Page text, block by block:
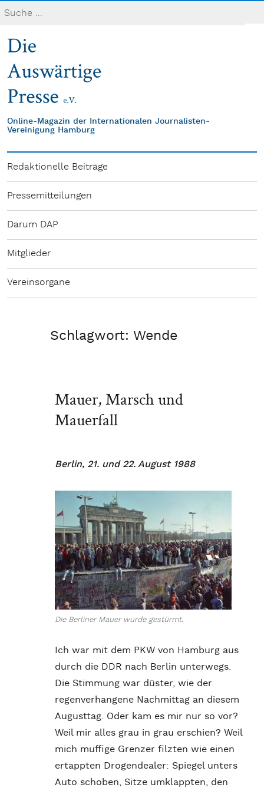
Online-Magazin der Internationalen Journalisten-
Vereinigung Hamburg
Redaktionelle Beiträge
Pressemitteilungen
Darum DAP
Mitglieder
Vereinsorgane
Schlagwort: Wende
Mauer, Marsch und
Mauerfall
Berlin, 21. und 22. August 1988
Die Berliner Mauer wurde gestürmt.
Ich war mit dem PKW von Hamburg aus
durch die DDR nach Berlin unterwegs.
Die Stimmung war düster, wie der
regenverhangene Nachmittag an diesem
Augusttag. Oder kam es mir nur so vor?
Weil mir alles grau in grau erschien? Weil
mich muffige Grenzer filzten wie einen
ertappten Drogendealer: Spiegel unters
Auto schoben, Sitze umklappten, den